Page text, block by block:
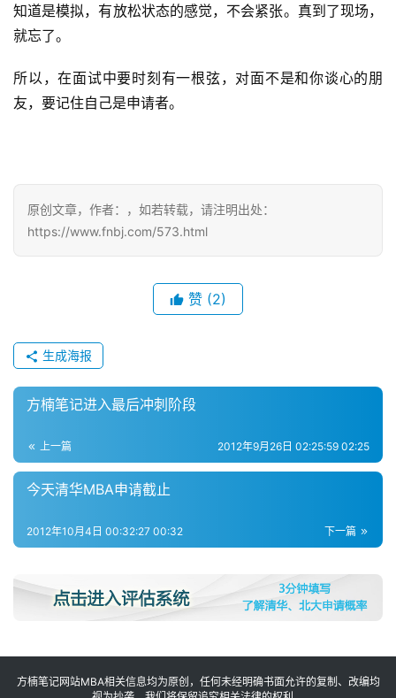
院
新
闻
申
请
公
M
B
A
咨
问
答
知道是模拟，有放松状态的感觉，不会紧张。真到了现场，
就忘了。
所以，在面试中要时刻有一根弦，对面不是和你谈心的朋
友，要记住自己是申请者。
原创文章，作者：，如若转载，请注明出处：
https://www.fnbj.com/573.html
赞 (2)
生成海报
方楠笔记进入最后冲刺阶段
上一篇 2012年9月26日 02:25:59 02:25
今天清华MBA申请截止
下一篇
2012年10月4日 00:32:27 00:32
方楠笔记网站MBA相关信息均为原创，任何未经明确书面允许的复制、改编均